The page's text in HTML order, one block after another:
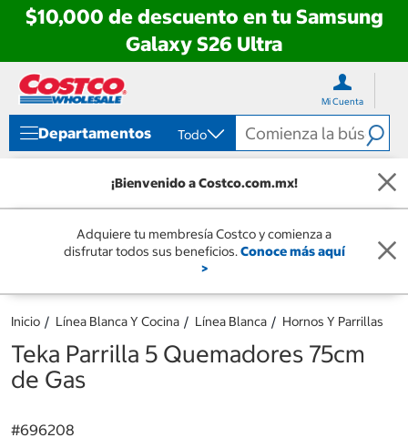
$10,000 de descuento en tu Samsung
Galaxy S26 Ultra
directo
contenido
directo
menú
navegación
Mi Cuenta
Departamentos Todo
¡Bienvenido a Costco.com.mx!
Adquiere tu membresía Costco y comienza a
disfrutar todos sus beneficios.Conoce más aquí
>
Inicio Línea Blanca Y Cocina Línea Blanca Hornos Y Parrillas
Teka Parrilla 5 Quemadores 75cm
de Gas
#696208